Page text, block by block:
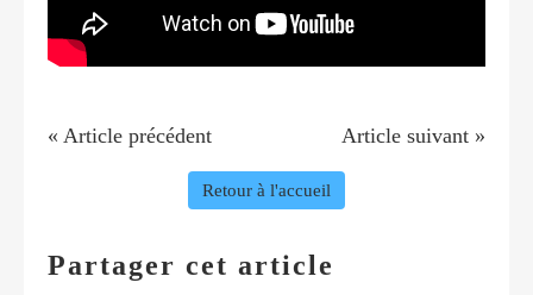
« Article précédent Article suivant »
Retour à l'accueil
Partager cet article